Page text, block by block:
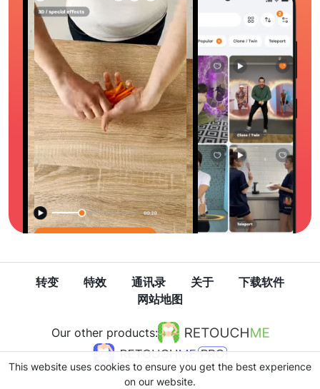
转变 特效 通讯录 关于
下载软件
网站地图
Our other products:
This website uses cookies to ensure you get the best experience
on our website.